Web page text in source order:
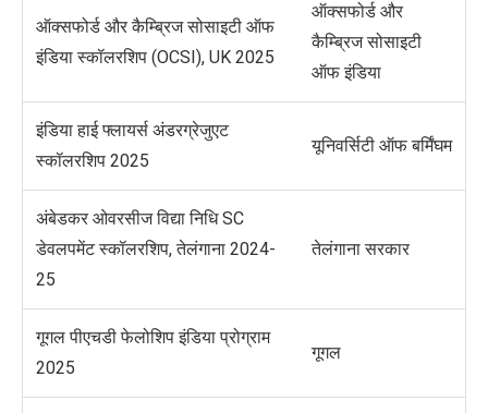
ऑक्सफोर्ड और कैम्ब्रिज सोसाइटी ऑफ
इंडिया स्कॉलरशिप (OCSI), UK 2025
ऑक्सफोर्ड और
कैम्ब्रिज सोसाइटी
ऑफ इंडिया
इंडिया हाई फ्लायर्स अंडरग्रेजुएट
स्कॉलरशिप 2025
यूनिवर्सिटी ऑफ बर्मिंघम
अंबेडकर ओवरसीज विद्या निधि SC
डेवलपमेंट स्कॉलरशिप, तेलंगाना 2024-
25
तेलंगाना सरकार
गूगल पीएचडी फेलोशिप इंडिया प्रोग्राम
2025
गूगल